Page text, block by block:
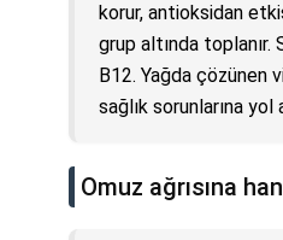
korur, antioksidan
grup altında toplanır.
B12. Yağda çözünen
sağlık sorunlarına
Omuz ağrısına